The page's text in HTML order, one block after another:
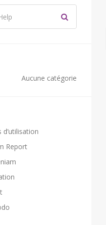
Aucune catégorie
Report